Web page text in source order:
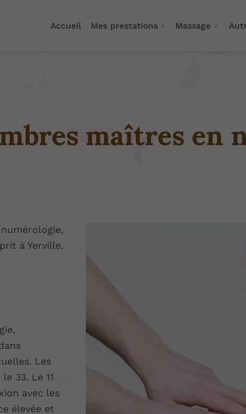
Accueil Mes prestations Massage
maîtres en
à Yerville.
Les
33. Le 11
avec les
élevée et